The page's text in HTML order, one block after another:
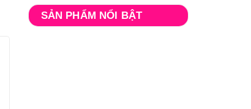
SẢN PHẨM NỔI BẬT